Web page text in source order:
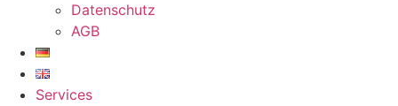
Datenschutz
AGB
Services